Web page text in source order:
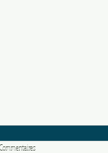
Commentaires